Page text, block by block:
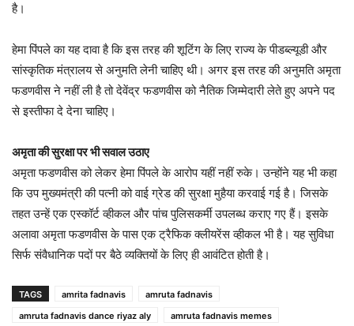
है।
हेमा पिंपले का यह दावा है कि इस तरह की शूटिंग के लिए राज्य के पीडब्ल्यूडी और
सांस्कृतिक मंत्रालय से अनुमति लेनी चाहिए थी। अगर इस तरह की अनुमति अमृता
फडणवीस ने नहीं ली है तो देवेंद्र फडणवीस को नैतिक जिम्मेदारी लेते हुए अपने पद
से इस्तीफा दे देना चाहिए।
अमृता की सुरक्षा पर भी सवाल उठाए
अमृता फडणवीस को लेकर हेमा पिंपले के आरोप यहीं नहीं रुके। उन्होंने यह भी कहा
कि उप मुख्यमंत्री की पत्नी को वाई ग्रेड की सुरक्षा मुहैया करवाई गई है। जिसके
तहत उन्हें एक एस्कॉर्ट व्हीकल और पांच पुलिसकर्मी उपलब्ध कराए गए हैं। इसके
अलावा अमृता फडणवीस के पास एक ट्रैफिक क्लीयरेंस व्हीकल भी है। यह सुविधा
सिर्फ संवैधानिक पदों पर बैठे व्यक्तियों के लिए ही आवंटित होती है।
TAGS amrita fadnavis
amruta fadnavis
amruta fadnavis dance riyaz aly
amruta fadnavis memes